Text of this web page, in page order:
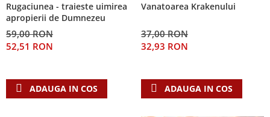
Rugaciunea - traieste uimirea
apropierii de Dumnezeu
59,00 RON
52,51 RON
ADAUGA IN COS
Vanatoarea Krakenului
37,00 RON
32,93 RON
ADAUGA IN COS